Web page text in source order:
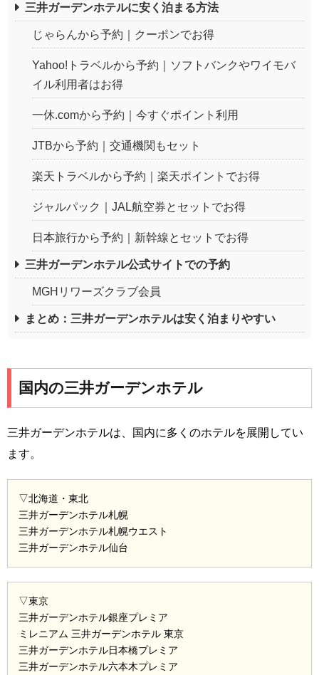
三井ガーデンホテルに安く泊まる方法
じゃらんから予約｜クーポンでお得
Yahoo!トラベルから予約｜ソフトバンクやワイモバ
イル利用者はお得
一休.comから予約｜今すぐポイント利用
JTBから予約｜交通機関もセット
楽天トラベルから予約｜楽天ポイントでお得
ジャルパック｜JAL航空券とセットでお得
日本旅行から予約｜新幹線とセットでお得
三井ガーデンホテル公式サイトでの予約
MGHリワーズクラブ会員
まとめ：三井ガーデンホテルは安く泊まりやすい
国内の三井ガーデンホテル
三井ガーデンホテルは、国内に多くのホテルを展開してい
ます。
▽北海道・東北
三井ガーデンホテル札幌
三井ガーデンホテル札幌ウエスト
三井ガーデンホテル仙台
▽東京
三井ガーデンホテル銀座プレミア
ミレニアム 三井ガーデンホテル 東京
三井ガーデンホテル日本橋プレミア
三井ガーデンホテル六本木プレミア